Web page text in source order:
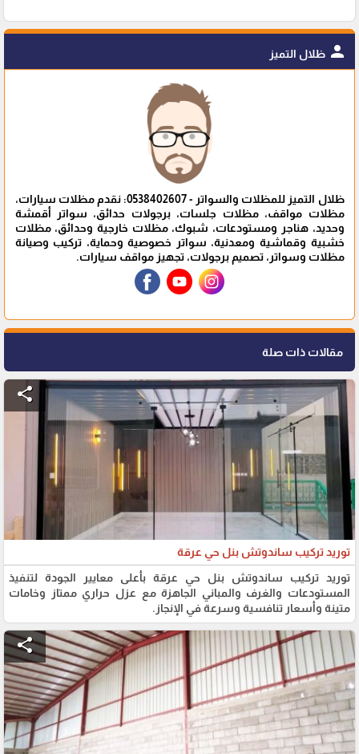
person ظلال التميز
ظلال التميز للمظلات والسواتر - 0538402607: نقدم مظلات سيارات،
مظلات مواقف، مظلات جلسات، برجولات حدائق، سواتر أقمشة
وحديد، هناجر ومستودعات، شبوك، مظلات خارجية وحدائق، مظلات
خشبية وقماشية ومعدنية، سواتر خصوصية وحماية، تركيب وصيانة
مظلات وسواتر، تصميم برجولات، تجهيز مواقف سيارات.
مقالات ذات صلة
share
توريد تركيب ساندوتش بنل حي عرقة
توريد تركيب ساندوتش بنل حي عرقة بأعلى معايير الجودة لتنفيذ
المستودعات والغرف والمباني الجاهزة مع عزل حراري ممتاز وخامات
متينة وأسعار تنافسية وسرعة في الإنجاز.
share